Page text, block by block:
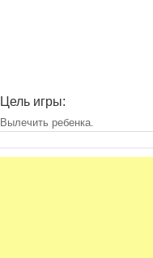
Цель игры:
Вылечить ребенка.